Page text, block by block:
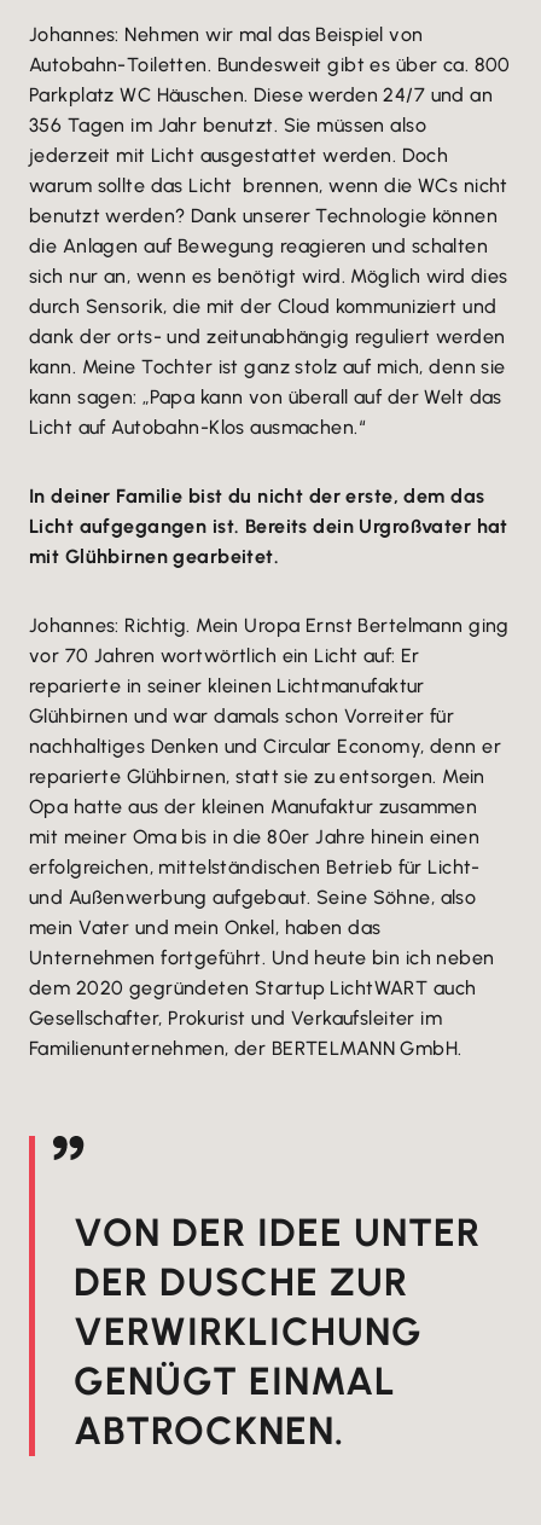
Johannes: Nehmen wir mal das Beispiel von
Autobahn-Toiletten. Bundesweit gibt es über ca. 800
Parkplatz WC Häuschen. Diese werden 24/7 und an
356 Tagen im Jahr benutzt. Sie müssen also
jederzeit mit Licht ausgestattet werden. Doch
warum sollte das Licht brennen, wenn die WCs nicht
benutzt werden? Dank unserer Technologie können
die Anlagen auf Bewegung reagieren und schalten
sich nur an, wenn es benötigt wird. Möglich wird dies
durch Sensorik, die mit der Cloud kommuniziert und
dank der orts- und zeitunabhängig reguliert werden
kann. Meine Tochter ist ganz stolz auf mich, denn sie
kann sagen: „Papa kann von überall auf der Welt das
Licht auf Autobahn-Klos ausmachen.“
In deiner Familie bist du nicht der erste, dem das
Licht aufgegangen ist. Bereits dein Urgroßvater hat
mit Glühbirnen gearbeitet.
Johannes: Richtig. Mein Uropa Ernst Bertelmann ging
vor 70 Jahren wortwörtlich ein Licht auf: Er
reparierte in seiner kleinen Lichtmanufaktur
Glühbirnen und war damals schon Vorreiter für
nachhaltiges Denken und Circular Economy, denn er
reparierte Glühbirnen, statt sie zu entsorgen. Mein
Opa hatte aus der kleinen Manufaktur zusammen
mit meiner Oma bis in die 80er Jahre hinein einen
erfolgreichen, mittelständischen Betrieb für Licht-
und Außenwerbung aufgebaut. Seine Söhne, also
mein Vater und mein Onkel, haben das
Unternehmen fortgeführt. Und heute bin ich neben
dem 2020 gegründeten Startup LichtWART auch
Gesellschafter, Prokurist und Verkaufsleiter im
Familienunternehmen, der BERTELMANN GmbH.
VON DER IDEE UNTER
DER DUSCHE ZUR
VERWIRKLICHUNG
GENÜGT EINMAL
ABTROCKNEN.